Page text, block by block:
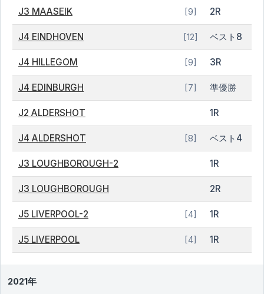
J3 MAASEIK [9] 2R
J4 EINDHOVEN [12] ベスト8
J4 HILLEGOM [9] 3R
J4 EDINBURGH [7] 準優勝
J2 ALDERSHOT 1R
J4 ALDERSHOT [8] ベスト4
J3 LOUGHBOROUGH-2 1R
J3 LOUGHBOROUGH 2R
J5 LIVERPOOL-2 [4] 1R
J5 LIVERPOOL [4] 1R
2021年